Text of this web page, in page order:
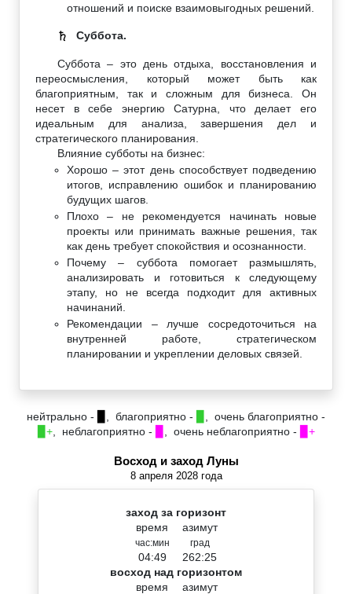
отношений и поиске взаимовыгодных решений.
♄ Суббота.
Суббота – это день отдыха, восстановления и
переосмысления, который может быть как
благоприятным, так и сложным для бизнеса. Он
несет в себе энергию Сатурна, что делает его
идеальным для анализа, завершения дел и
стратегического планирования.
Влияние субботы на бизнес:
Хорошо – этот день способствует подведению
итогов, исправлению ошибок и планированию
будущих шагов.
Плохо – не рекомендуется начинать новые
проекты или принимать важные решения, так
как день требует спокойствия и осознанности.
Почему – суббота помогает размышлять,
анализировать и готовиться к следующему
этапу, но не всегда подходит для активных
начинаний.
Рекомендации – лучше сосредоточиться на
внутренней работе, стратегическом
планировании и укреплении деловых связей.
нейтрально - , благоприятно -
, очень благоприятно -
▉+, неблагоприятно - , очень неблагоприятно - ▉+
Восход и заход Луны
8 апреля 2028 года
заход за горизонт
время
час:мин
04:49
азимут
град
262:25
восход над горизонтом
время
азимут